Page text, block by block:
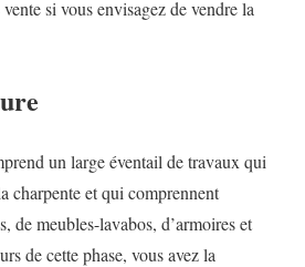
si vous envisagez de vendre la
un large éventail de travaux qui
charpente et qui comprennent
de meubles-lavabos, d’armoires et
de cette phase, vous avez la